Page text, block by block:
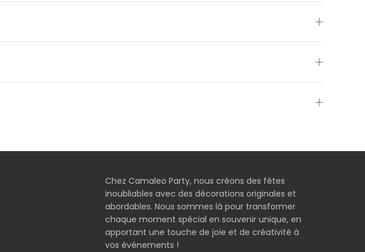
Chez Camaleo Party, nous créons des fêtes
inoubliables avec des décorations originales et
abordables. Nous sommes là pour transformer
chaque moment spécial en souvenir unique, en
apportant une touche de joie et de créativité à
vos événements !